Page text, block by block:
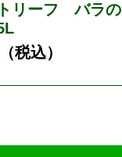
リーフ バラの
（税込）